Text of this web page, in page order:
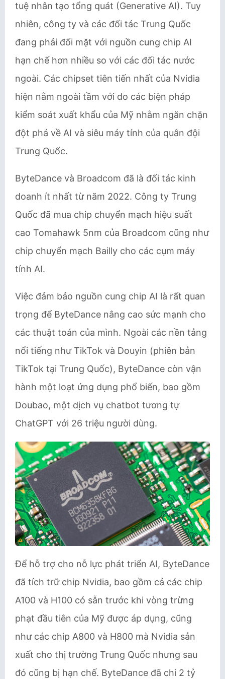
tuệ nhân tạo tổng quát (Generative AI). Tuy
nhiên, công ty và các đối tác Trung Quốc
đang phải đối mặt với nguồn cung chip AI
hạn chế hơn nhiều so với các đối tác nước
ngoài. Các chipset tiên tiến nhất của Nvidia
hiện nằm ngoài tầm với do các biện pháp
kiểm soát xuất khẩu của Mỹ nhằm ngăn chặn
đột phá về AI và siêu máy tính của quân đội
Trung Quốc.
ByteDance và Broadcom đã là đối tác kinh
doanh ít nhất từ năm 2022. Công ty Trung
Quốc đã mua chip chuyển mạch hiệu suất
cao Tomahawk 5nm của Broadcom cũng như
chip chuyển mạch Bailly cho các cụm máy
tính AI.
Việc đảm bảo nguồn cung chip AI là rất quan
trọng để ByteDance nâng cao sức mạnh cho
các thuật toán của mình. Ngoài các nền tảng
nổi tiếng như TikTok và Douyin (phiên bản
TikTok tại Trung Quốc), ByteDance còn vận
hành một loạt ứng dụng phổ biến, bao gồm
Doubao, một dịch vụ chatbot tương tự
ChatGPT với 26 triệu người dùng.
Để hỗ trợ cho nỗ lực phát triển AI, ByteDance
đã tích trữ chip Nvidia, bao gồm cả các chip
A100 và H100 có sẵn trước khi vòng trừng
phạt đầu tiên của Mỹ được áp dụng, cũng
như các chip A800 và H800 mà Nvidia sản
xuất cho thị trường Trung Quốc nhưng sau
đó cũng bị hạn chế. ByteDance đã chi 2 tỷ